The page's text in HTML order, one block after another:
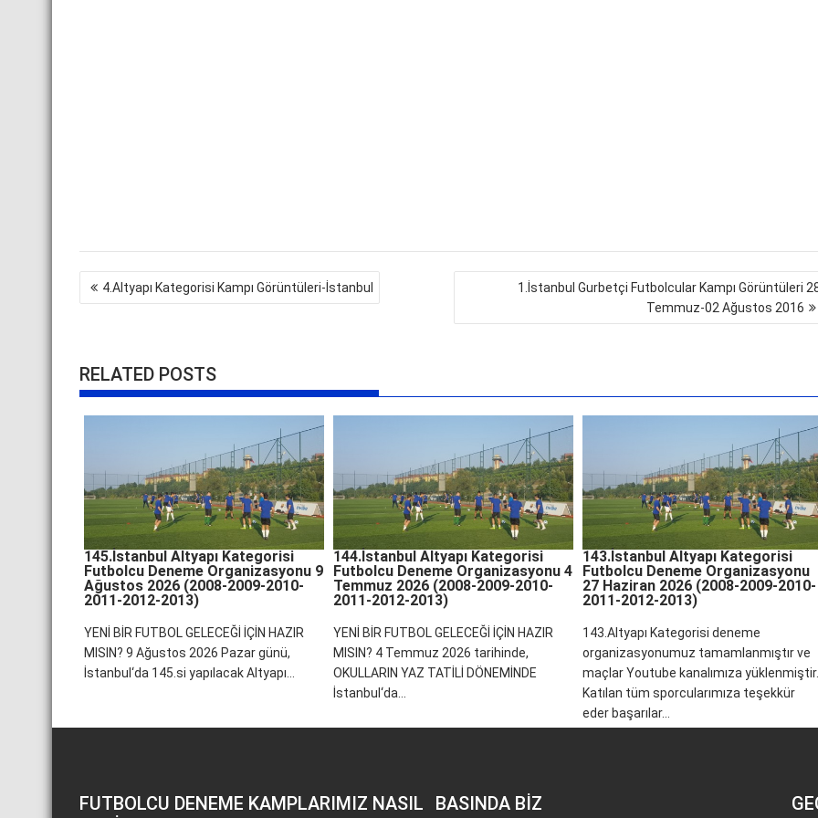
Yazı
gezinmesi
4.Altyapı Kategorisi Kampı Görüntüleri-İstanbul
1.İstanbul Gurbetçi Futbolcular Kampı Görüntüleri
Temmuz-02 Ağustos 2016
RELATED POSTS
145.İstanbul Altyapı Kategorisi
Futbolcu Deneme Organizasyonu 9
Ağustos 2026 (2008-2009-2010-
2011-2012-2013)
YENİ BİR FUTBOL GELECEĞİ İÇİN HAZIR
MISIN? 9 Ağustos 2026 Pazar günü,
İstanbul‘da 145.si yapılacak Altyapı...
144.İstanbul Altyapı Kategorisi
Futbolcu Deneme Organizasyonu 4
Temmuz 2026 (2008-2009-2010-
2011-2012-2013)
YENİ BİR FUTBOL GELECEĞİ İÇİN HAZIR
MISIN? 4 Temmuz 2026 tarihinde,
OKULLARIN YAZ TATİLİ DÖNEMİNDE
İstanbul‘da...
143.İstanbul Altyapı Kategorisi
Futbolcu Deneme Organizasyonu
27 Haziran 2026 (2008-2009-2010-
2011-2012-2013)
143.Altyapı Kategorisi deneme
organizasyonumuz tamamlanmıştır ve
maçlar Youtube kanalımıza yüklenmiştir.
Katılan tüm sporcularımıza teşekkür
eder başarılar...
FUTBOLCU DENEME KAMPLARIMIZ NASIL
BASINDA BİZ